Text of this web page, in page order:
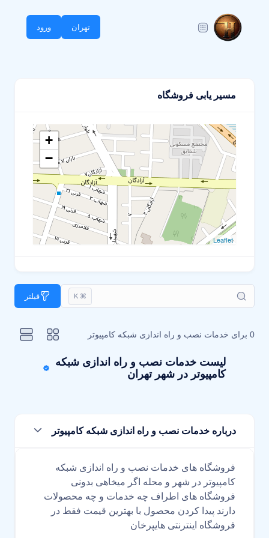
تهران ورود
مسیر یابی فروشگاه
+
−
Leaflet
⌘ K فیلتر
0 برای خدمات نصب و راه اندازی شبکه کامپیوتر
لیست خدمات نصب و راه اندازی شبکه
کامپیوتر در شهر تهران
درباره خدمات نصب و راه اندازی شبکه کامپیوتر
فروشگاه های خدمات نصب و راه اندازی شبکه
کامپیوتر در شهر و محله اگر میخاهی بدونی
فروشگاه های اطراف چه خدمات و چه محصولات
دارند پیدا کردن محصول با بهترین قیمت فقط در
فروشگاه اینترنتی هایپرخان